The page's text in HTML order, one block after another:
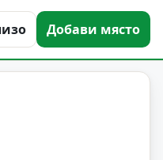
Добави място
Област: Пловдив